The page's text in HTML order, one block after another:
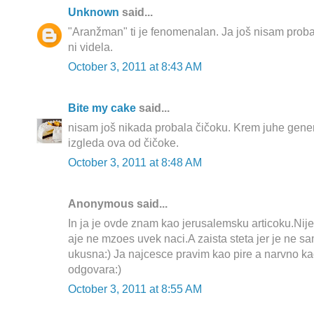
Unknown said...
"Aranžman" ti je fenomenalan. Ja još nisam
ni videla.
October 3, 2011 at 8:43 AM
Bite my cake said...
nisam još nikada probala čičoku. Krem juhe
izgleda ova od čičoke.
October 3, 2011 at 8:48 AM
Anonymous said...
In ja je ovde znam kao jerusalemsku
aje ne mzoes uvek naci.A zaista steta jer je ne
ukusna:) Ja najcesce pravim kao pire a narvno
odgovara:)
October 3, 2011 at 8:55 AM